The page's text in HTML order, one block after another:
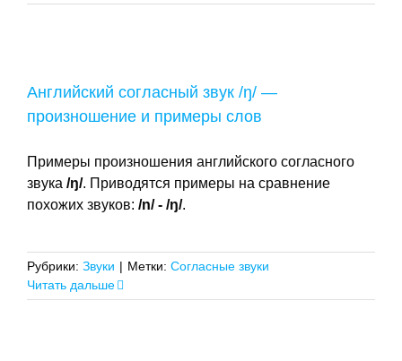
Английский согласный звук /ŋ/ —
произношение и примеры слов
Примеры произношения английского согласного
звука /ŋ/. Приводятся примеры на сравнение
похожих звуков: /n/ - /ŋ/.
Рубрики: Звуки | Метки: Согласные звуки
Читать дальше